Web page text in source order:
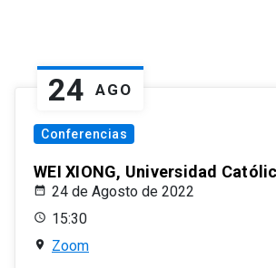
24 AGO
Conferencias
WEI XIONG, Universidad
24 de Agosto de 2022
15:30
Zoom